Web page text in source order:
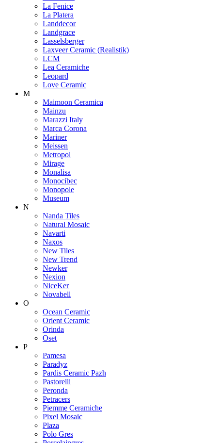
La Fenice
La Platera
Landdecor
Landgrace
Lasselsberger
Laxveer Ceramic (Realistik)
LCM
Lea Ceramiche
Leopard
Love Ceramic
M
Maimoon Ceramica
Mainzu
Marazzi Italy
Marca Corona
Mariner
Meissen
Metropol
Mirage
Monalisa
Monocibec
Monopole
Museum
N
Nanda Tiles
Natural Mosaic
Navarti
Naxos
New Tiles
New Trend
Newker
Nexion
NiceKer
Novabell
O
Ocean Ceramic
Orient Ceramic
Orinda
Oset
P
Pamesa
Paradyz
Pardis Ceramic Pazh
Pastorelli
Peronda
Petracers
Piemme Ceramiche
Pixel Mosaic
Plaza
Polo Gres